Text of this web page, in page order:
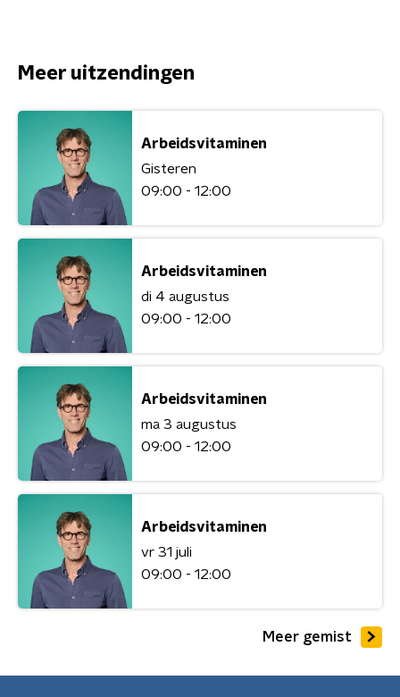
Meer uitzendingen
Arbeidsvitaminen
Gisteren
09:00 - 12:00
Arbeidsvitaminen
di 4 augustus
09:00 - 12:00
Arbeidsvitaminen
ma 3 augustus
09:00 - 12:00
Arbeidsvitaminen
vr 31 juli
09:00 - 12:00
Meer gemist